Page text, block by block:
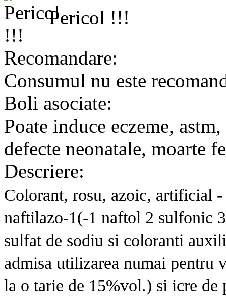
Pericol !!!
Recomandare:
Consumul nu este
Boli asociate:
Poate induce eczeme,
defecte neonatale, moarte
Descriere:
Colorant, rosu, azoic, artificial
naftilazo-1(-1 naftol 2 sulfonic
sulfat de sodiu si coloranti
admisa utilizarea numai pentru
la o tarie de 15%vol.) si icre de